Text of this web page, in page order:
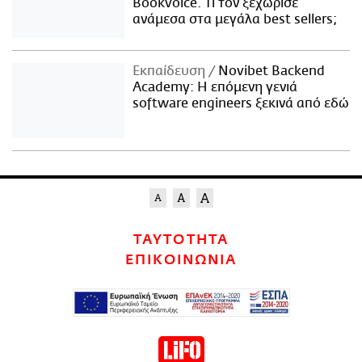
Bookvoice. Τι τον ξεχώρισε
ανάμεσα στα μεγάλα best sellers;
Εκπαίδευση
Novibet Backend
Academy: Η επόμενη γενιά
software engineers ξεκινά από εδώ
ΤΑΥΤΟΤΗΤΑ
ΕΠΙΚΟΙΝΩΝΙΑ